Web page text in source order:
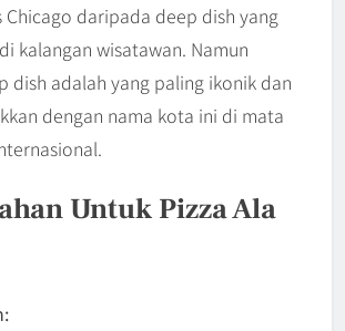
Chicago daripada deep dish yang
kalangan wisatawan. Namun
dish adalah yang paling ikonik dan
dengan nama kota ini di mata
Untuk Pizza Ala